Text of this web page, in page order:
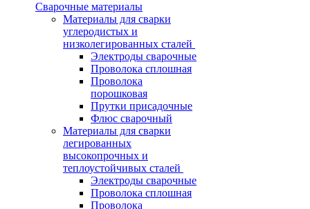
Сварочные материалы
Материалы для сварки
углеродистых и
низколегированных сталей
Электроды сварочные
Проволока сплошная
Проволока
порошковая
Прутки присадочные
Флюс сварочный
Материалы для сварки
легированных
высокопрочных и
теплоустойчивых сталей
Электроды сварочные
Проволока сплошная
Проволока